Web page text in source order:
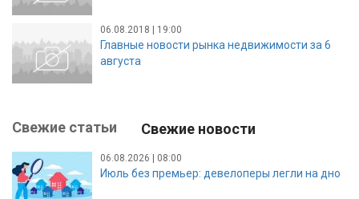
06.08.2018 | 19:00
Главные новости рынка недвижимости за 6
августа
Свежие статьи Свежие новости
06.08.2026 | 08:00
Июль без премьер: девелоперы легли на дно